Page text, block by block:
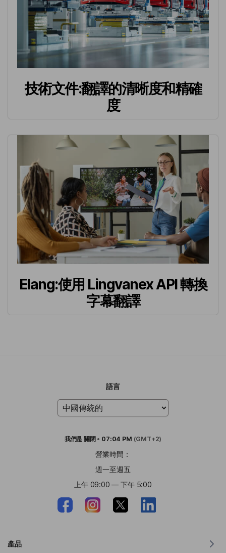
技術文件:翻譯的清晰度和精確
度
Elang:使用 Lingvanex API 轉換
字幕翻譯
語言
我們是 關閉 • 07:04 PM (GMT+2)
營業時間：
週一至週五
上午 09:00 — 下午 5:00
產品